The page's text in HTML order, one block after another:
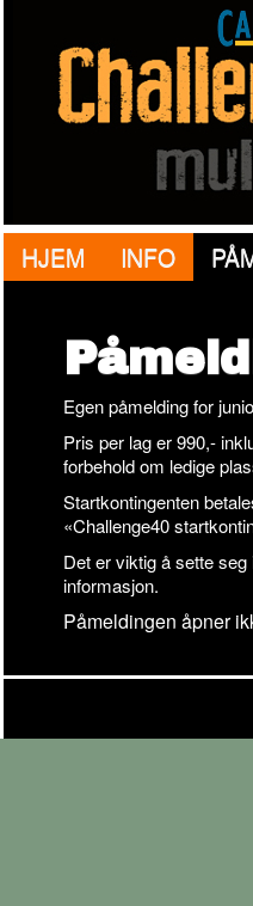
HJEM INFO
Egen påmelding for
Pris per lag er 990,-
forbehold om ledige
Startkontingenten
«Challenge40
Det er viktig å sette seg
informasjon.
Påmeldingen åpner